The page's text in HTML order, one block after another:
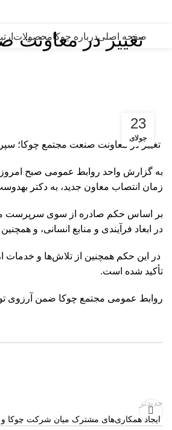
صفحه اصلیدرباره چوکامحصولات
تغییر در
23
جولای
تغییر در معاونت صنعت مجتمع چوکا؛
زمان انتصاب معاون جدید، به دکتر
بر اساس حکم صادره از سوی سرپرست
در ابعاد فرآیندی و منابع انسانی، و
در این حکم همچنین از تلاش‌ها و
تأکید شده است.
روابط عمومی مجتمع چوکا ضمن آرزوی
جدیدتر
ایجاد همکاری‌های مشترک میان شرکت چوکا و